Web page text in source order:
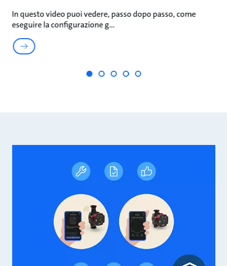
In questo video puoi vedere, passo dopo passo, come
eseguire la configurazione g